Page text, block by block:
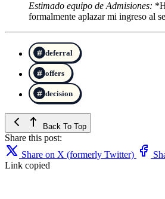
Estimado equipo de Admisiones:
formalmente aplazar mi ingreso al
deferral
offers
decision
Back To Top
Share this post:
Share on X (formerly Twitter)
Link copied